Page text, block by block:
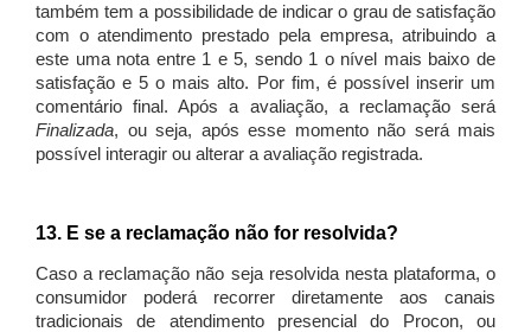
também tem a possibilidade de indicar o grau de satisfação
com o atendimento prestado pela empresa, atribuindo a
este uma nota entre 1 e 5, sendo 1 o nível mais baixo de
satisfação e 5 o mais alto. Por fim, é possível inserir um
comentário final. Após a avaliação, a reclamação será
Finalizada, ou seja, após esse momento não será mais
possível interagir ou alterar a avaliação registrada.
13. E se a reclamação não for resolvida?
Caso a reclamação não seja resolvida nesta plataforma, o
consumidor poderá recorrer diretamente aos canais
tradicionais de atendimento presencial do Procon, ou